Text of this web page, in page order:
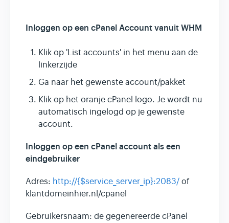
Inloggen op een cPanel Account vanuit WHM
Klik op 'List accounts' in het menu aan de
linkerzijde
Ga naar het gewenste account/pakket
Klik op het oranje cPanel logo. Je wordt nu
automatisch ingelogd op je gewenste
account.
Inloggen op een cPanel account als een
eindgebruiker
Adres: http://{$service_server_ip}:2083/ of
klantdomeinhier.nl/cpanel
Gebruikersnaam: de gegenereerde cPanel